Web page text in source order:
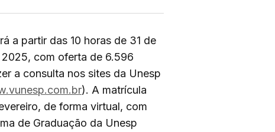
a partir das 10 horas de 31 de
com oferta de 6.596
a consulta nos sites da Unesp
). A matrícula
de forma virtual, com
de Graduação da Unesp